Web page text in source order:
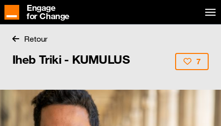
Engage
for Change
Retour
Iheb Triki - KUMULUS 7